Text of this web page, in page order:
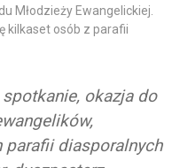
Młodzieży Ewangelickiej.
kilkaset osób z parafii
okazja do
parafii diasporalnych